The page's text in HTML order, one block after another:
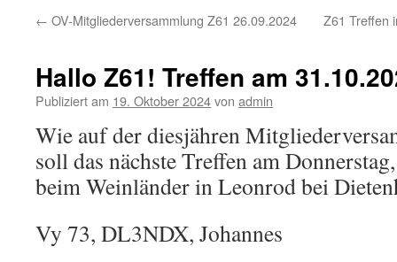
← OV-Mitgliederversammlung Z61 26.09.2024 Z61 Treffen
Hallo Z61! Treffen am
Publiziert am 19. Oktober 2024von admin
Wie auf der diesjähren
soll das nächste Treffen am
beim Weinländer in Leonrod bei
Vy 73, DL3NDX, Johannes